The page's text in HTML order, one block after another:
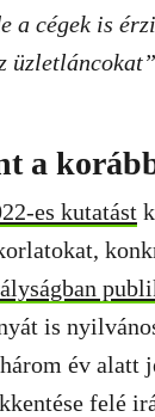
a cégek is
üzletláncokat”
a
es kutatást
is
év alatt
felé